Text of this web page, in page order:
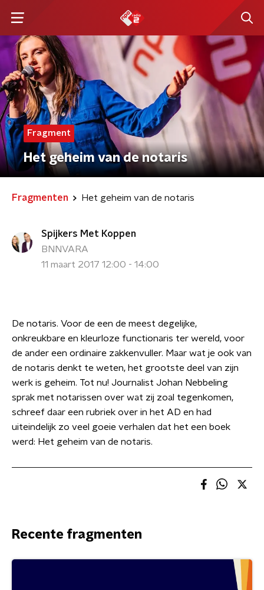
Fragment
Het geheim van de notaris
Fragmenten Het geheim van de notaris
Spijkers Met Koppen
BNNVARA
11 maart 2017 12:00 - 14:00
De notaris. Voor de een de meest degelijke,
onkreukbare en kleurloze functionaris ter wereld, voor
de ander een ordinaire zakkenvuller. Maar wat je ook van
de notaris denkt te weten, het grootste deel van zijn
werk is geheim. Tot nu! Journalist Johan Nebbeling
sprak met notarissen over wat zij zoal tegenkomen,
schreef daar een rubriek over in het AD en had
uiteindelijk zo veel goeie verhalen dat het een boek
werd: Het geheim van de notaris.
Recente fragmenten